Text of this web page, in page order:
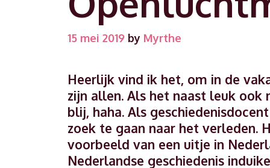
15 mei 2019 by Myrthe
Heerlijk vind ik het, om in de
zijn allen. Als het naast leuk ook
blij, haha. Als
zoek te gaan naar het verleden.
voorbeeld van een uitje in
Nederlandse geschiedenis